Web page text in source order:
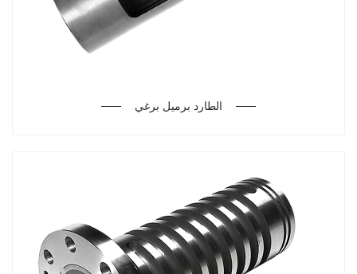
الطارد برميل برغي